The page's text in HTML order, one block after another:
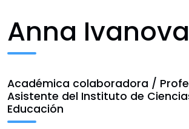
Educación Continua
Vinculación
Anna Ivanova
Académica colaboradora /
Asistente del Instituto de
Educación